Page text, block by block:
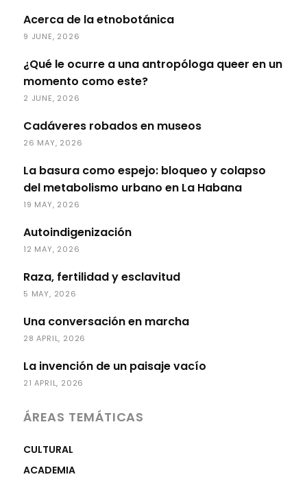
Acerca de la etnobotánica
9 JUNE, 2026
¿Qué le ocurre a una antropóloga queer en un
momento como este?
2 JUNE, 2026
Cadáveres robados en museos
26 MAY, 2026
La basura como espejo: bloqueo y colapso
del metabolismo urbano en La Habana
19 MAY, 2026
Autoindigenización
12 MAY, 2026
Raza, fertilidad y esclavitud
5 MAY, 2026
Una conversación en marcha
28 APRIL, 2026
La invención de un paisaje vacío
21 APRIL, 2026
ÁREAS TEMÁTICAS
CULTURAL
ACADEMIA